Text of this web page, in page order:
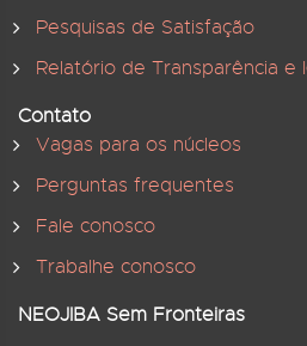
Pesquisas de Satisfação
Relatório de Transparência e
Contato
Vagas para os núcleos
Perguntas frequentes
Fale conosco
Trabalhe conosco
NEOJIBA Sem Fronteiras